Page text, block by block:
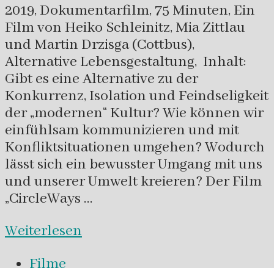
2019, Dokumentarfilm, 75 Minuten, Ein
Film von Heiko Schleinitz, Mia Zittlau
und Martin Drzisga (Cottbus),
Alternative Lebensgestaltung, Inhalt:
Gibt es eine Alternative zu der
Konkurrenz, Isolation und Feindseligkeit
der „modernen“ Kultur? Wie können wir
einfühlsam kommunizieren und mit
Konfliktsituationen umgehen? Wodurch
lässt sich ein bewusster Umgang mit uns
und unserer Umwelt kreieren? Der Film
„CircleWays …
Weiterlesen
Filme